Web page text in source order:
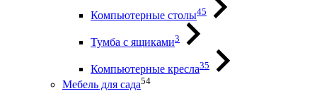
Компьютерные столы45
Тумба с ящиками3
Компьютерные кресла35
Мебель для сада54